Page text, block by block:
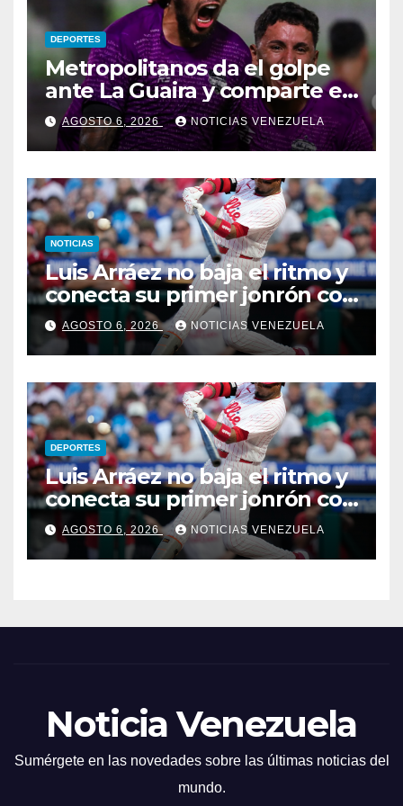
DEPORTES
Metropolitanos da el golpe
ante La Guaira y comparte el
liderato
AGOSTO 6, 2026 NOTICIAS VENEZUELA
NOTICIAS
Luis Arráez no baja el ritmo y
conecta su primer jonrón con
los Filis
AGOSTO 6, 2026 NOTICIAS VENEZUELA
DEPORTES
Luis Arráez no baja el ritmo y
conecta su primer jonrón con
los Filis
AGOSTO 6, 2026 NOTICIAS VENEZUELA
Noticia Venezuela
Sumérgete en las novedades sobre las últimas noticias del
mundo.